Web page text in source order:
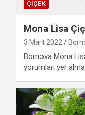
ÇIÇEK
Mona Lisa
3 Mart 2022
Bornova Mona
yorumları yer